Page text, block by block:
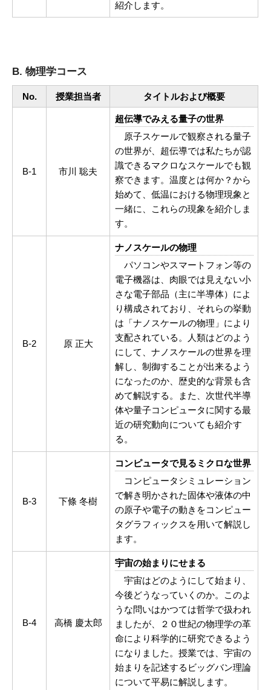
紹介します。
B. 物理学コース
No. 授業担当者 タイトルおよび概要
B-1 市川 聡夫
超伝導でみえる量子の世界
原子スケールで観察される量子
の世界が、超伝導では私たちが認
識できるマクロなスケールでも観
察できます。温度とは何か？から
始めて、低温における物理現象と
一緒に、これらの現象を紹介しま
す。
B-2 原 正大
ナノスケールの物理
パソコンやスマートフォン等の
電子機器は、肉眼では見えない小
さな電子部品（主に半導体）によ
り構成されており、それらの挙動
は「ナノスケールの物理」により
支配されている。人類はどのよう
にして、ナノスケールの世界を理
解し、制御することが出来るよう
になったのか、歴史的な背景も含
めて解説する。また、次世代半導
体や量子コンピュータに関する最
近の研究動向についても紹介す
る。
B-3 下條 冬樹
コンピュータで見るミクロな世界
コンピュータシミュレーション
で解き明かされた固体や液体の中
の原子や電子の動きをコンピュー
タグラフィックスを用いて解説し
ます。
B-4 高橋 慶太郎
宇宙の始まりにせまる
宇宙はどのようにして始まり、
今後どうなっていくのか。このよ
うな問いはかつては哲学で扱われ
ましたが、２０世紀の物理学の革
命により科学的に研究できるよう
になりました。授業では、宇宙の
始まりを記述するビッグバン理論
について平易に解説します。